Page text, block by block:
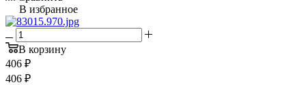
В избранное
В корзину
406 ₽
406 ₽